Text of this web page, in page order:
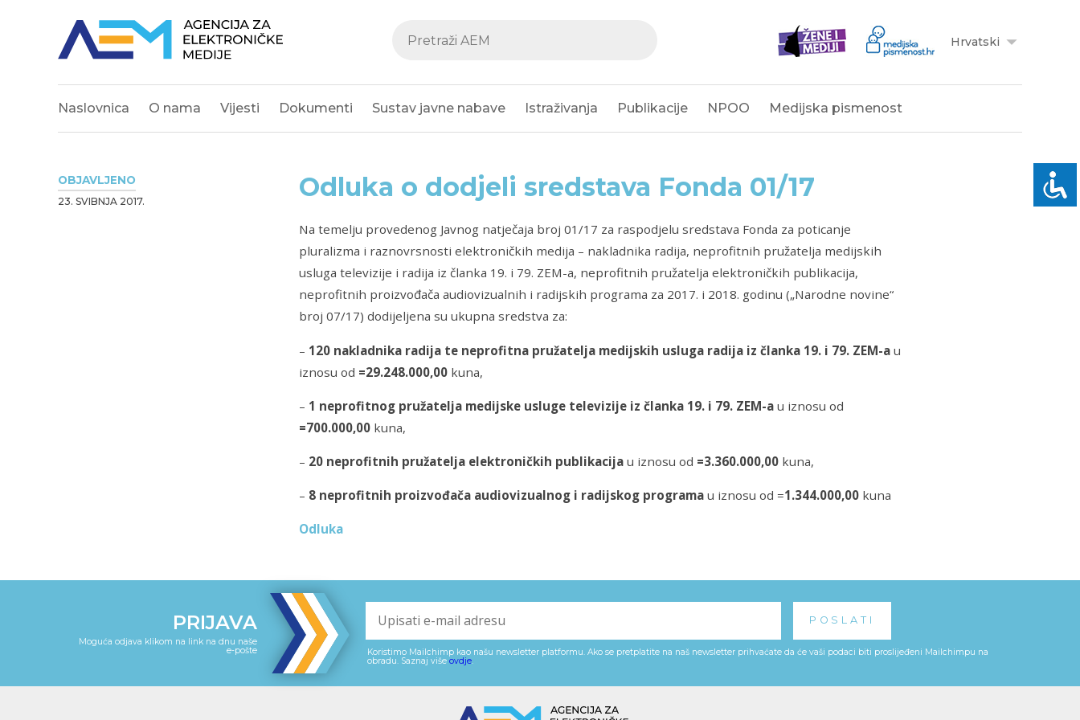
Hrvatski
Naslovnica O nama Vijesti Dokumenti Sustav javne nabave Istraživanja Publikacije NPOO Medijska pismenost
OBJAVLJENO
23. SVIBNJA 2017. Odluka o dodjeli sredstava Fonda 01/17
Na temelju provedenog Javnog natječaja broj 01/17 za raspodjelu sredstava Fonda za poticanje
pluralizma i raznovrsnosti elektroničkih medija – nakladnika radija, neprofitnih pružatelja medijskih
usluga televizije i radija iz članka 19. i 79. ZEM-a, neprofitnih pružatelja elektroničkih publikacija,
neprofitnih proizvođača audiovizualnih i radijskih programa za 2017. i 2018. godinu („Narodne novine“
broj 07/17) dodijeljena su ukupna sredstva za:
– 120 nakladnika radija te neprofitna pružatelja medijskih usluga radija iz članka 19. i 79. ZEM-a u
iznosu od =29.248.000,00 kuna,
– 1 neprofitnog pružatelja medijske usluge televizije iz članka 19. i 79. ZEM-a u iznosu od
=700.000,00 kuna,
– 20 neprofitnih pružatelja elektroničkih publikacija u iznosu od =3.360.000,00 kuna,
– 8 neprofitnih proizvođača audiovizualnog i radijskog programa u iznosu od =1.344.000,00 kuna
Odluka
PRIJAVA
Moguća odjava klikom na link na dnu naše
e-pošte
Koristimo Mailchimp kao našu newsletter platformu. Ako se pretplatite na naš newsletter prihvaćate da će vaši podaci biti proslijeđeni Mailchimpu na
obradu. Saznaj više ovdje.